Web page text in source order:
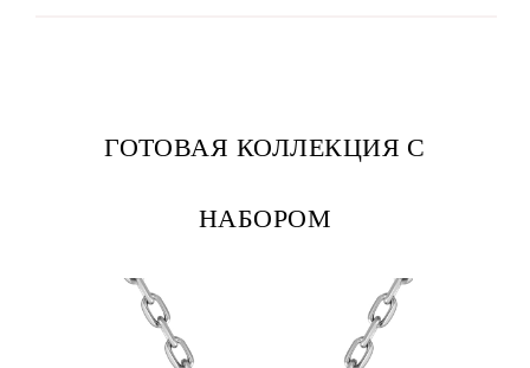
ГОТОВАЯ КОЛЛЕКЦИЯ С
НАБОРОМ